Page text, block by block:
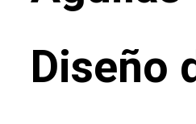
Diseño